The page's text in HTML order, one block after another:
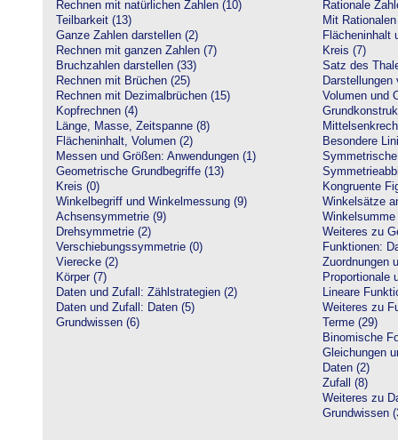
Rechnen mit natürlichen Zahlen (10)
Teilbarkeit (13)
Ganze Zahlen darstellen (2)
Rechnen mit ganzen Zahlen (7)
Bruchzahlen darstellen (33)
Rechnen mit Brüchen (25)
Rechnen mit Dezimalbrüchen (15)
Kopfrechnen (4)
Länge, Masse, Zeitspanne (8)
Flächeninhalt, Volumen (2)
Messen und Größen: Anwendungen (1)
Geometrische Grundbegriffe (13)
Kreis (0)
Winkelbegriff und Winkelmessung (9)
Achsensymmetrie (9)
Drehsymmetrie (2)
Verschiebungssymmetrie (0)
Vierecke (2)
Körper (7)
Daten und Zufall: Zählstrategien (2)
Daten und Zufall: Daten (5)
Grundwissen (6)
Rationale
Mit
Flächeninhalt
Kreis (7)
Satz des
Darstellungen
Volumen und
Besondere
Kongruente
Winkelsätze
Weiteres zu
Funktionen:
Zuordnungen
Proportionale
Lineare
Weiteres zu
Terme (29)
Binomische
Gleichungen
Daten (2)
Zufall (8)
Weiteres zu
Grundwissen